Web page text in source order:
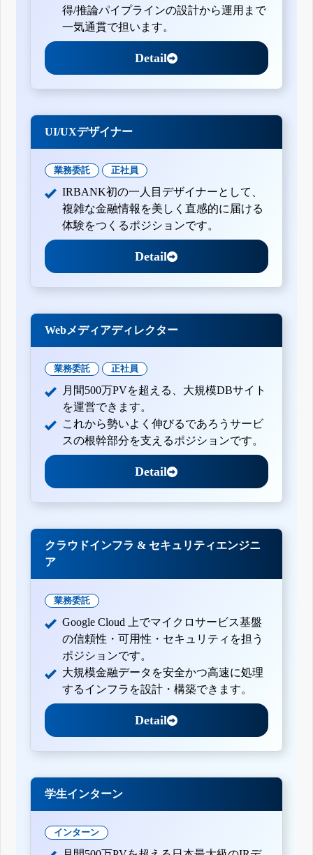
得/推論パイプラインの設計から運用まで
一気通貫で担います。
Detail
UI/UXデザイナー
業務委託 正社員
IRBANK初の一人目デザイナーとして、
複雑な金融情報を美しく直感的に届ける
体験をつくるポジションです。
Detail
Webメディアディレクター
業務委託 正社員
月間500万PVを超える、大規模DBサイト
を運営できます。
これから勢いよく伸びるであろうサービ
スの根幹部分を支えるポジションです。
Detail
クラウドインフラ & セキュリティエンジニ
ア
業務委託
Google Cloud 上でマイクロサービス基盤
の信頼性・可用性・セキュリティを担う
ポジションです。
大規模金融データを安全かつ高速に処理
するインフラを設計・構築できます。
Detail
学生インターン
インターン